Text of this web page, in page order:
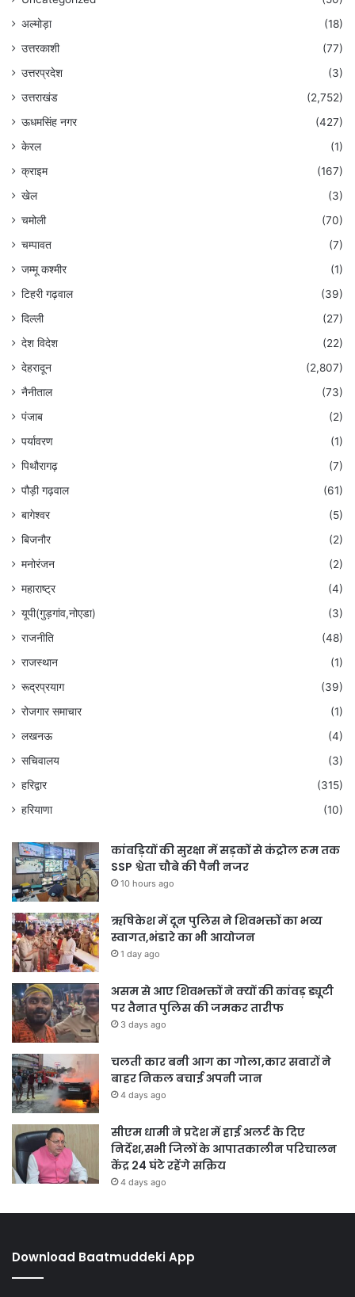
अल्मोड़ा
(18)
उत्तरकाशी
(77)
उत्तरप्रदेश
(3)
उत्तराखंड
(2,752)
ऊधमसिंह नगर
(427)
केरल
(1)
क्राइम
(167)
खेल
(3)
चमोली
(70)
चम्पावत
(7)
जम्मू कश्मीर
(1)
टिहरी गढ़वाल
(39)
दिल्ली
(27)
देश विदेश
(22)
देहरादून
(2,807)
नैनीताल
(73)
पंजाब
(2)
पर्यावरण
(1)
पिथौरागढ़
(7)
पौड़ी गढ़वाल
(61)
बागेश्वर
(5)
बिजनौर
(2)
मनोरंजन
(2)
महाराष्ट्र
(4)
यूपी(गुड़गांव,नोएडा)
(3)
राजनीति
(48)
राजस्थान
(1)
रूद्रप्रयाग
(39)
रोजगार समाचार
(1)
लखनऊ
(4)
सचिवालय
(3)
हरिद्वार
(315)
हरियाणा
(10)
कांवड़ियों की सुरक्षा में सड़कों से कंट्रोल रूम तक
SSP श्वेता चौबे की पैनी नजर
10 hours ago
ऋषिकेश में दून पुलिस ने शिवभक्तों का भव्य
स्वागत,भंडारे का भी आयोजन
1 day ago
असम से आए शिवभक्तों ने क्यों की कांवड़ ड्यूटी
पर तैनात पुलिस की जमकर तारीफ
3 days ago
चलती कार बनी आग का गोला,कार सवारों ने
बाहर निकल बचाई अपनी जान
4 days ago
सीएम धामी ने प्रदेश में हाई अलर्ट के दिए
निर्देश,सभी जिलों के आपातकालीन परिचालन
केंद्र 24 घंटे रहेंगे सक्रिय
4 days ago
Download Baatmuddeki App